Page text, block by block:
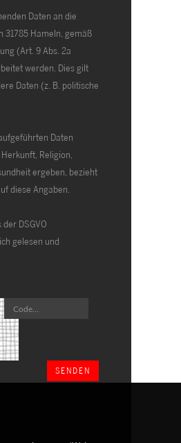
Daten an die
31785 Hameln, gemäß
(Art. 9 Abs. 2a
werden. Dies gilt
B. politische
Daten
Religion,
ergeben, bezieht
diese Angaben.
DSGVO
gelesen und
SENDEN